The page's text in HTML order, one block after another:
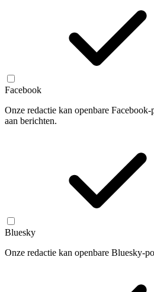
Facebook
Onze redactie kan openbare
aan berichten.
Bluesky
Onze redactie kan openbare Bluesky-